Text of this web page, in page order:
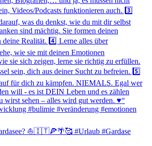
⛵️🇮🇹🍕🌴🥰 #Urlaub #Gardase